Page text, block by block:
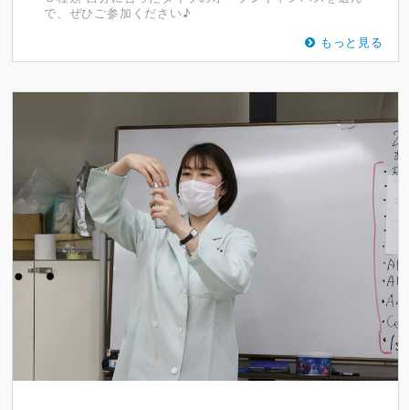
で、ぜひご参加ください♪
もっと見る